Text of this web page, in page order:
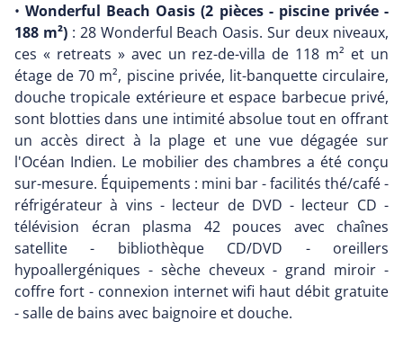
•Wonderful Beach Oasis (2 pièces - piscine privée -
188 m²): 28 Wonderful Beach Oasis. Sur deux niveaux,
ces « retreats » avec un rez-de-villa de 118 m² et un
étage de 70 m², piscine privée, lit-banquette circulaire,
douche tropicale extérieure et espace barbecue privé,
sont blotties dans une intimité absolue tout en offrant
un accès direct à la plage et une vue dégagée sur
l'Océan Indien. Le mobilier des chambres a été conçu
sur-mesure. Équipements : mini bar - facilités thé/café -
réfrigérateur à vins - lecteur de DVD - lecteur CD -
télévision écran plasma 42 pouces avec chaînes
satellite - bibliothèque CD/DVD - oreillers
hypoallergéniques - sèche cheveux - grand miroir -
coffre fort - connexion internet wifi haut débit gratuite
- salle de bains avec baignoire et douche.